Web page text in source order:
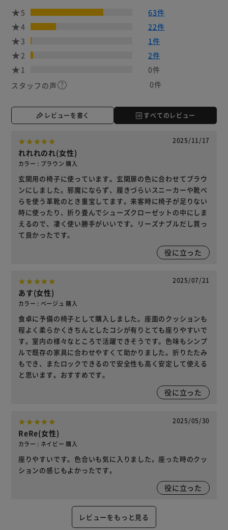
5
63件
4
22件
3
1件
2
2件
1
0件
スタッフの声
0件
レビューを書く すべてのレビュー
2025/11/17
れれれのれ(女性)
カラー : ブラウン 購入
玄関用の椅子に使っています。玄関扉の色に合わせてブラウ
ンにしました。邪魔にならず、履きづらいスニーカーや靴べ
らを使う革靴のとき重宝してます。来客時に椅子が足りない
時に使ったり、折り畳んでシューズクローゼットの中にしま
えるので、凄く使い勝手がいいです。リーズナブルだし買っ
て良かったです。
役に立った
2025/07/21
あす(女性)
カラー : ベージュ 購入
食卓に予備の椅子として購入しました。座面のクッションも
程よく柔らかくきちんとしたコシが有りとても座りやすいで
す。室内の様々なところで活躍できそうです。色味もシンプ
ルで既存の家具に合わせやすくて助かりました。折りたたみ
もでき、またロックできるので安全性も高く安定して使える
と思います。おすすめです。
役に立った
2025/05/30
ReRe(女性)
カラー : ネイビー 購入
座りやすいです。色合いも気に入りました。座った時のクッ
ションの感じもよかったです。
役に立った
レビューをもっと見る